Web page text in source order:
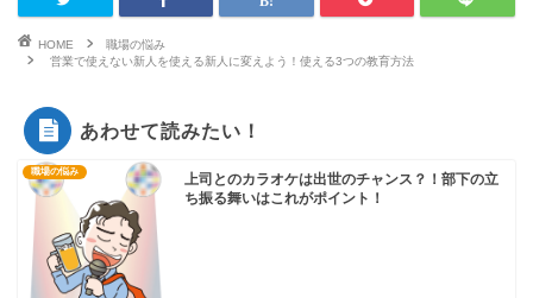
HOME
職場の悩み
営業で使えない新人を使える新人に変えよう！使える3つの教育方法
あわせて読みたい！
職場の悩み
上司とのカラオケは出世のチャンス？！部下の立
ち振る舞いはこれがポイント！